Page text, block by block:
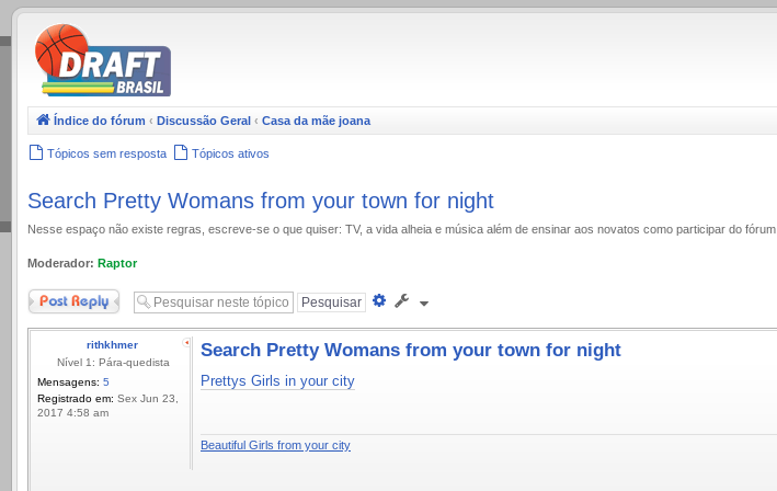
.
Índice do fórum ‹ Discussão Geral ‹ Casa da mãe joana
Tópicos sem resposta Tópicos ativos
Search Pretty Womans from your town for night
Nesse espaço não existe regras, escreve-se o que quiser: TV, a vida alheia e música além de ensinar aos novatos como participar do fórum.
Moderador: Raptor
Responder
Pesquisa
rithkhmer
Nível 1: Pára-quedista
Mensagens: 5
Registrado em: Sex Jun 23,
2017 4:58 am
Search Pretty Womans from your town for night
Prettys Girls in your city
Beautiful Girls from your city